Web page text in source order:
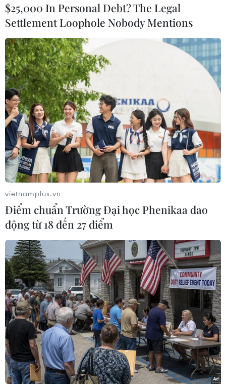
Vị trí sạt lở ngay đầu đường đèo Mimosa (phường 10, thành
phố Đà Lạt), thuộc taluy âm. (Ảnh: Ngọc Dũng/TTXVN)
Cơ quan chức năng thành phố Đà Lạt đã đến phong tỏa hiện
trường, di dời 7 hộ dân dọc mặt đường đèo Mimosa đến nơi an
toàn. (Ảnh: Ngọc Dũng/TTXVN)
$25,000 In Personal Debt? The Legal
Settlement Loophole Nobody Mentions
vietnamplus.vn
Điểm chuẩn Trường Đại học Phenikaa dao
động từ 18 đến 27 điểm